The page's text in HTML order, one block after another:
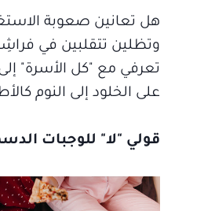
هل تعانين صعوبة
وتظلين تتقلبين في
على الخلود إلى النوم
قولي "لا" للوجبات